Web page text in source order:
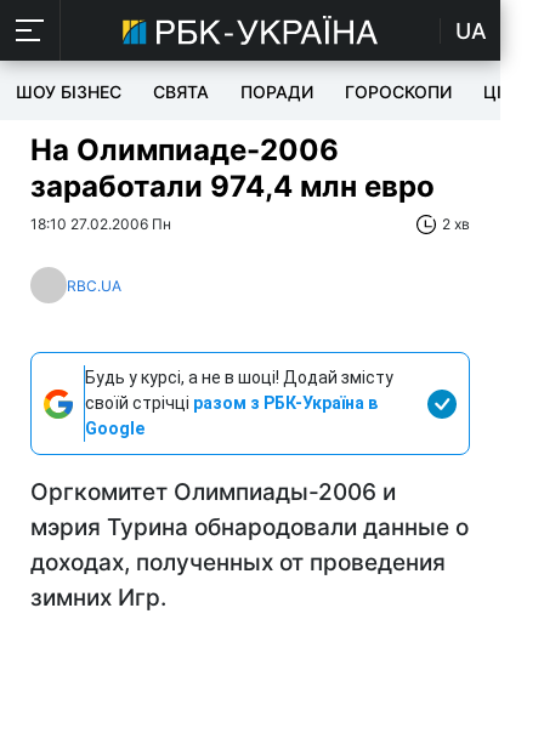
UA
ШОУ БІЗНЕС СВЯТА ПОРАДИ ГОРОСКОПИ ЦІКАВЕ
На Олимпиаде-2006
заработали 974,4 млн евро
18:10 27.02.2006 Пн 2 хв
RBC.UA
Будь у курсі, а не в шоці! Додай змісту
своїй стрічці разом з РБК-Україна в
Google
Оргкомитет Олимпиады-2006 и
мэрия Турина обнародовали данные о
доходах, полученных от проведения
зимних Игр.